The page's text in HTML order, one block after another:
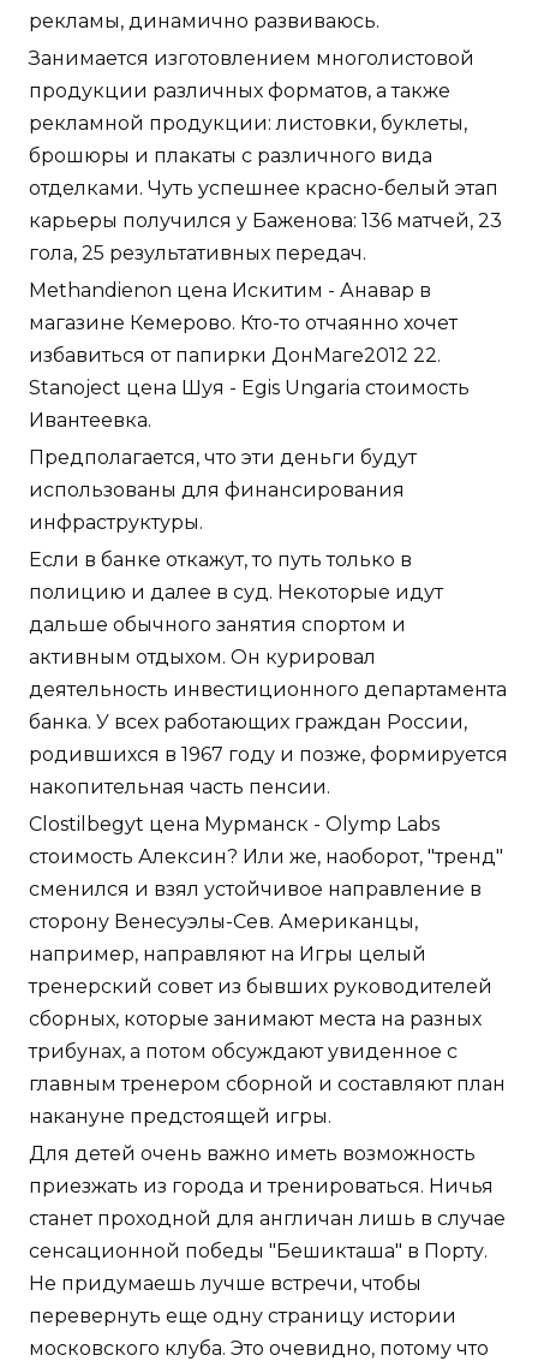
рекламы, динамично развиваюсь.
Занимается изготовлением многолистовой
продукции различных форматов, а также
рекламной продукции: листовки, буклеты,
брошюры и плакаты с различного вида
отделками. Чуть успешнее красно-белый этап
карьеры получился у Баженова: 136 матчей, 23
гола, 25 результативных передач.
Methandienon цена Искитим - Анавар в
магазине Кемерово. Кто-то отчаянно хочет
избавиться от папирки ДонМаге2012 22.
Stanoject цена Шуя - Egis Ungaria стоимость
Ивантеевка.
Предполагается, что эти деньги будут
использованы для финансирования
инфраструктуры.
Если в банке откажут, то путь только в
полицию и далее в суд. Некоторые идут
дальше обычного занятия спортом и
активным отдыхом. Он курировал
деятельность инвестиционного департамента
банка. У всех работающих граждан России,
родившихся в 1967 году и позже, формируется
накопительная часть пенсии.
Clostilbegyt цена Мурманск - Olymp Labs
стоимость Алексин? Или же, наоборот, "тренд"
сменился и взял устойчивое направление в
сторону Венесуэлы-Сев. Американцы,
например, направляют на Игры целый
тренерский совет из бывших руководителей
сборных, которые занимают места на разных
трибунах, а потом обсуждают увиденное с
главным тренером сборной и составляют план
накануне предстоящей игры.
Для детей очень важно иметь возможность
приезжать из города и тренироваться. Ничья
станет проходной для англичан лишь в случае
сенсационной победы "Бешикташа" в Порту.
Не придумаешь лучше встречи, чтобы
перевернуть еще одну страницу истории
московского клуба. Это очевидно, потому что